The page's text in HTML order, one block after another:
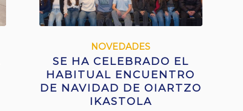
NOVEDADES
SE HA CELEBRADO EL
HABITUAL ENCUENTRO
DE NAVIDAD DE OIARTZO
IKASTOLA